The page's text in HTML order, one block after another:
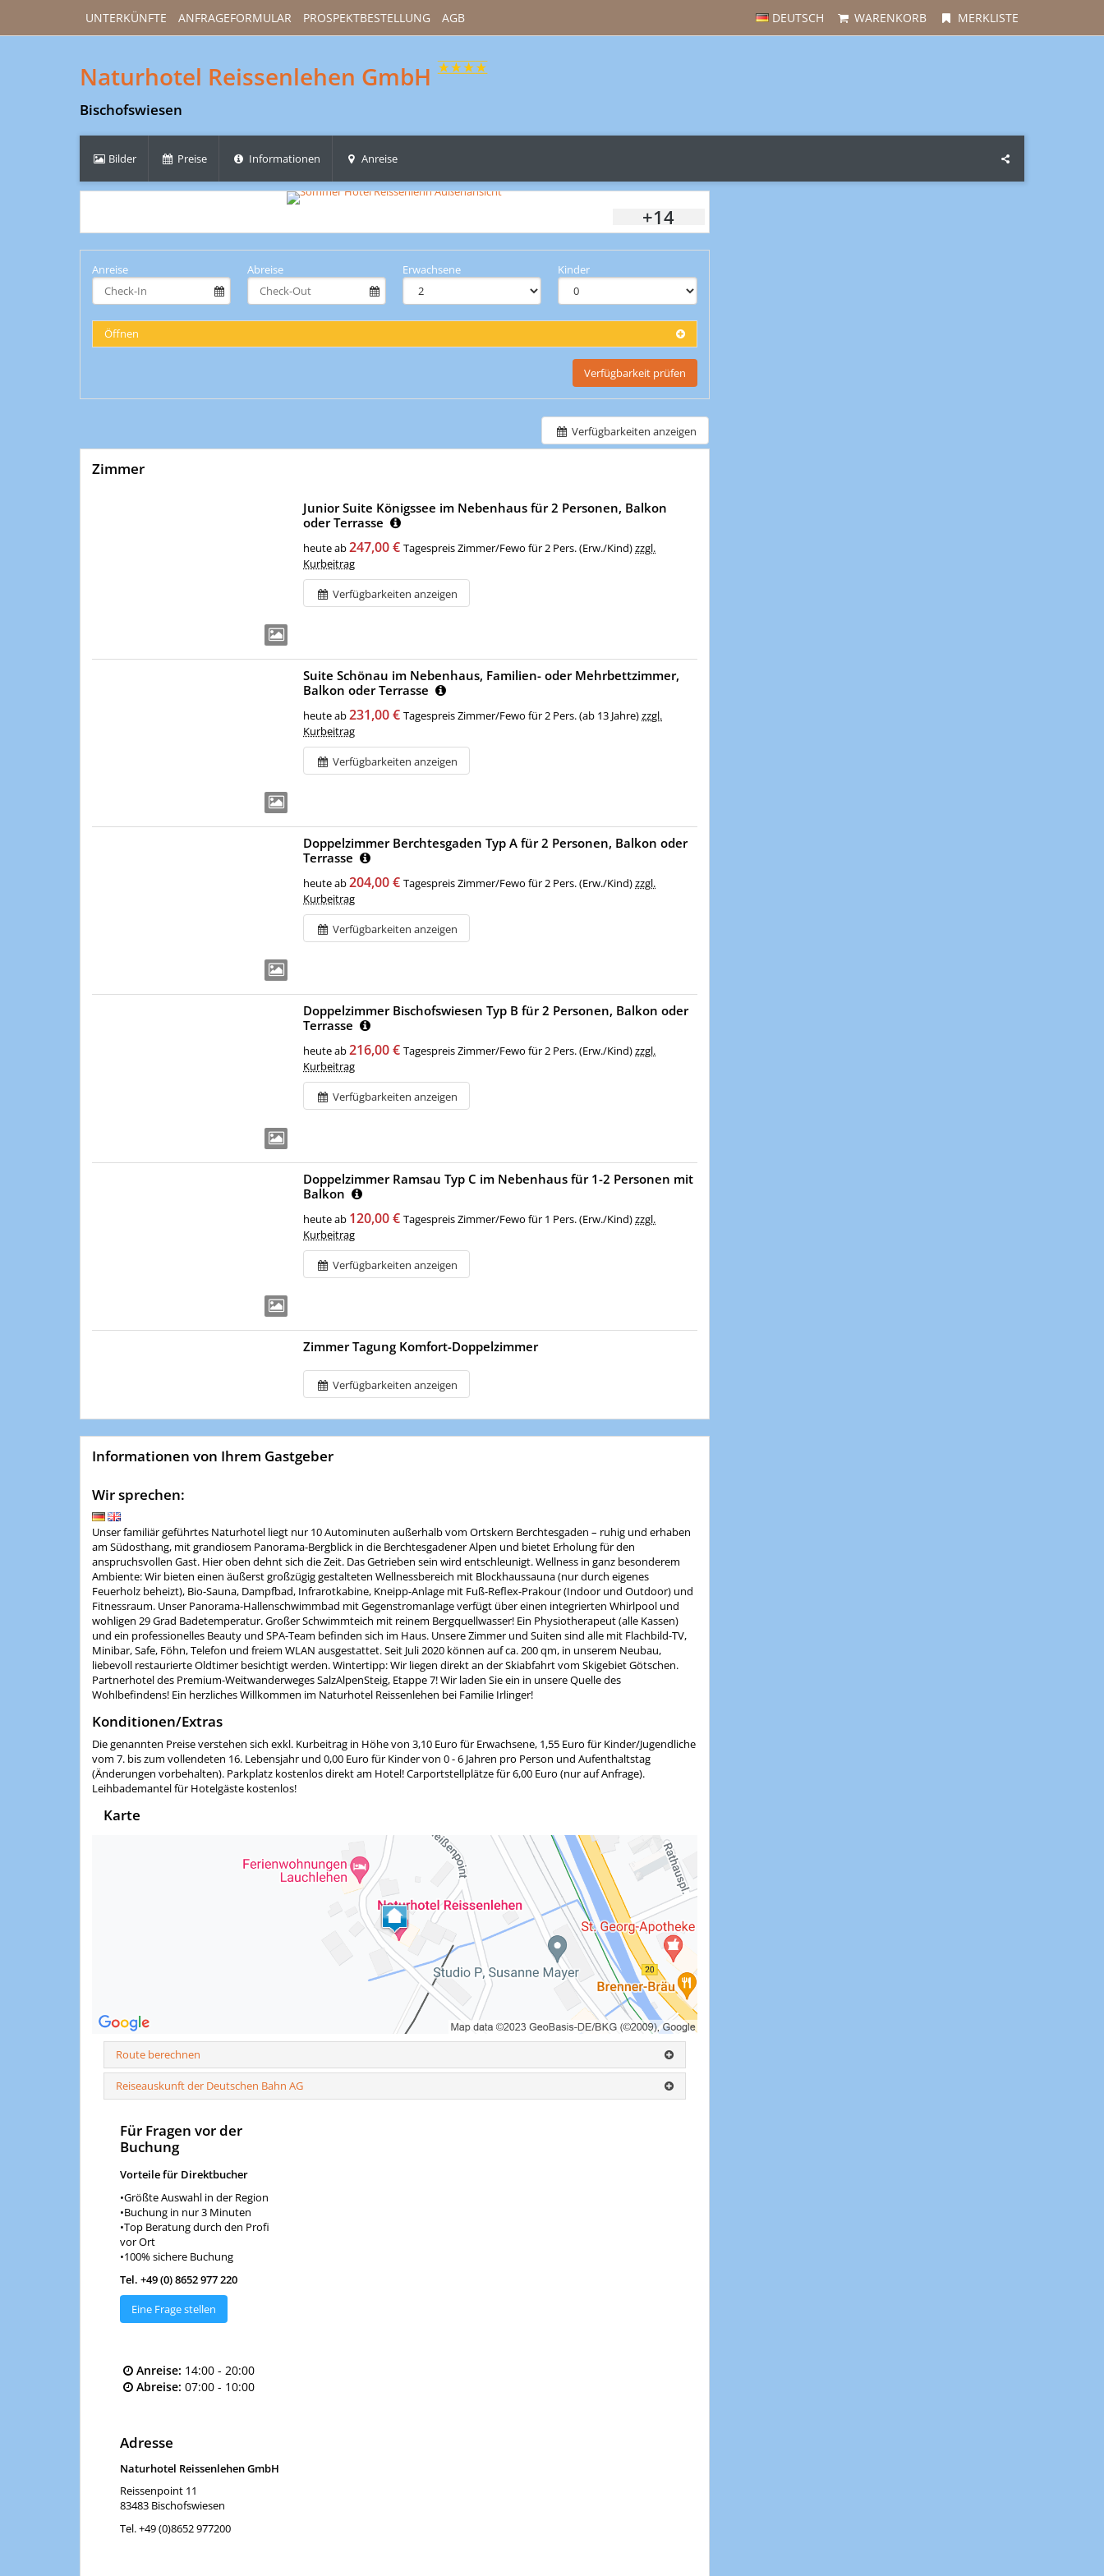
DEUTSCH WARENKORB MERKLISTE
UNTERKÜNFTE ANFRAGEFORMULAR PROSPEKTBESTELLUNG AGB
Naturhotel Reissenlehen GmbH
Bischofswiesen
Bilder Preise Informationen Anreise
+14
Anreise Abreise Erwachsene Kinder
Öffnen
Verfügbarkeit prüfen
Verfügbarkeiten anzeigen
Zimmer
Junior Suite Königssee im Nebenhaus für 2 Personen, Balkon
oder Terrasse
heute ab247,00 € Tagespreis Zimmer/Fewo für 2 Pers. (Erw./Kind)zzgl.
Kurbeitrag
Verfügbarkeiten anzeigen
Suite Schönau im Nebenhaus, Familien- oder Mehrbettzimmer,
Balkon oder Terrasse
heute ab231,00 € Tagespreis Zimmer/Fewo für 2 Pers. (ab 13 Jahre)zzgl.
Kurbeitrag
Verfügbarkeiten anzeigen
Doppelzimmer Berchtesgaden Typ A für 2 Personen, Balkon oder
Terrasse
heute ab204,00 € Tagespreis Zimmer/Fewo für 2 Pers. (Erw./Kind)zzgl.
Kurbeitrag
Verfügbarkeiten anzeigen
Doppelzimmer Bischofswiesen Typ B für 2 Personen, Balkon oder
Terrasse
heute ab216,00 € Tagespreis Zimmer/Fewo für 2 Pers. (Erw./Kind)zzgl.
Kurbeitrag
Verfügbarkeiten anzeigen
Doppelzimmer Ramsau Typ C im Nebenhaus für 1-2 Personen mit
Balkon
heute ab 120,00 € Tagespreis Zimmer/Fewo für 1 Pers. (Erw./Kind)zzgl.
Kurbeitrag
Verfügbarkeiten anzeigen
Zimmer Tagung Komfort-Doppelzimmer
Verfügbarkeiten anzeigen
Informationen von Ihrem Gastgeber
Wir sprechen:
Unser familiär geführtes Naturhotel liegt nur 10 Autominuten außerhalb vom Ortskern Berchtesgaden – ruhig und erhaben
am Südosthang, mit grandiosem Panorama-Bergblick in die Berchtesgadener Alpen und bietet Erholung für den
anspruchsvollen Gast. Hier oben dehnt sich die Zeit. Das Getrieben sein wird entschleunigt. Wellness in ganz besonderem
Ambiente: Wir bieten einen äußerst großzügig gestalteten Wellnessbereich mit Blockhaussauna (nur durch eigenes
Feuerholz beheizt), Bio-Sauna, Dampfbad, Infrarotkabine, Kneipp-Anlage mit Fuß-Reflex-Prakour (Indoor und Outdoor) und
Fitnessraum. Unser Panorama-Hallenschwimmbad mit Gegenstromanlage verfügt über einen integrierten Whirlpool und
wohligen 29 Grad Badetemperatur. Großer Schwimmteich mit reinem Bergquellwasser! Ein Physiotherapeut (alle Kassen)
und ein professionelles Beauty und SPA-Team befinden sich im Haus. Unsere Zimmer und Suiten sind alle mit Flachbild-TV,
Minibar, Safe, Föhn, Telefon und freiem WLAN ausgestattet. Seit Juli 2020 können auf ca. 200 qm, in unserem Neubau,
liebevoll restaurierte Oldtimer besichtigt werden. Wintertipp: Wir liegen direkt an der Skiabfahrt vom Skigebiet Götschen.
Partnerhotel des Premium-Weitwanderweges SalzAlpenSteig, Etappe 7! Wir laden Sie ein in unsere Quelle des
Wohlbefindens! Ein herzliches Willkommen im Naturhotel Reissenlehen bei Familie Irlinger!
Konditionen/Extras
Die genannten Preise verstehen sich exkl. Kurbeitrag in Höhe von 3,10 Euro für Erwachsene, 1,55 Euro für Kinder/Jugendliche
vom 7. bis zum vollendeten 16. Lebensjahr und 0,00 Euro für Kinder von 0 - 6 Jahren pro Person und Aufenthaltstag
(Änderungen vorbehalten). Parkplatz kostenlos direkt am Hotel! Carportstellplätze für 6,00 Euro (nur auf Anfrage).
Leihbademantel für Hotelgäste kostenlos!
Karte
Route berechnen
Reiseauskunft der Deutschen Bahn AG
Für Fragen vor der
Buchung
Vorteile für Direktbucher
•Größte Auswahl in der Region
•Buchung in nur 3 Minuten
•Top Beratung durch den Profi
vor Ort
•100% sichere Buchung
Tel. +49 (0) 8652 977 220
Eine Frage stellen
Anreise: 14:00 - 20:00
Abreise: 07:00 - 10:00
Adresse
Naturhotel Reissenlehen GmbH
Reissenpoint 11
83483 Bischofswiesen
Tel.+49 (0)8652 977200